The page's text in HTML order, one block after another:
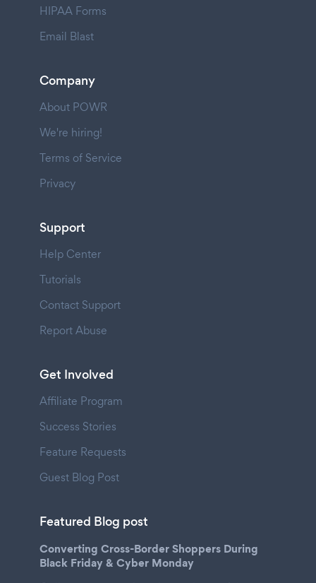
HIPAA Forms
Email Blast
Company
About POWR
We're hiring!
Terms of Service
Privacy
Support
Help Center
Tutorials
Contact Support
Report Abuse
Get Involved
Affiliate Program
Success Stories
Feature Requests
Guest Blog Post
Featured Blog post
Converting Cross-Border Shoppers During
Black Friday & Cyber Monday